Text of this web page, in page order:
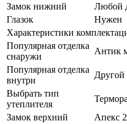
Замок нижний
Любой
Глазок
Нужен
Характеристики
Популярная отделка
снаружи
Антик
Популярная отделка
внутри
Другой
Выбрать тип
утеплителя
Замок верхний
Апекс